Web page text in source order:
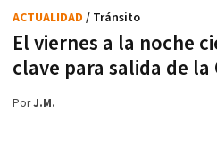
El viernes a la noche
clave para salida de
ACTUALIDAD / Tránsito
PorJ.M.